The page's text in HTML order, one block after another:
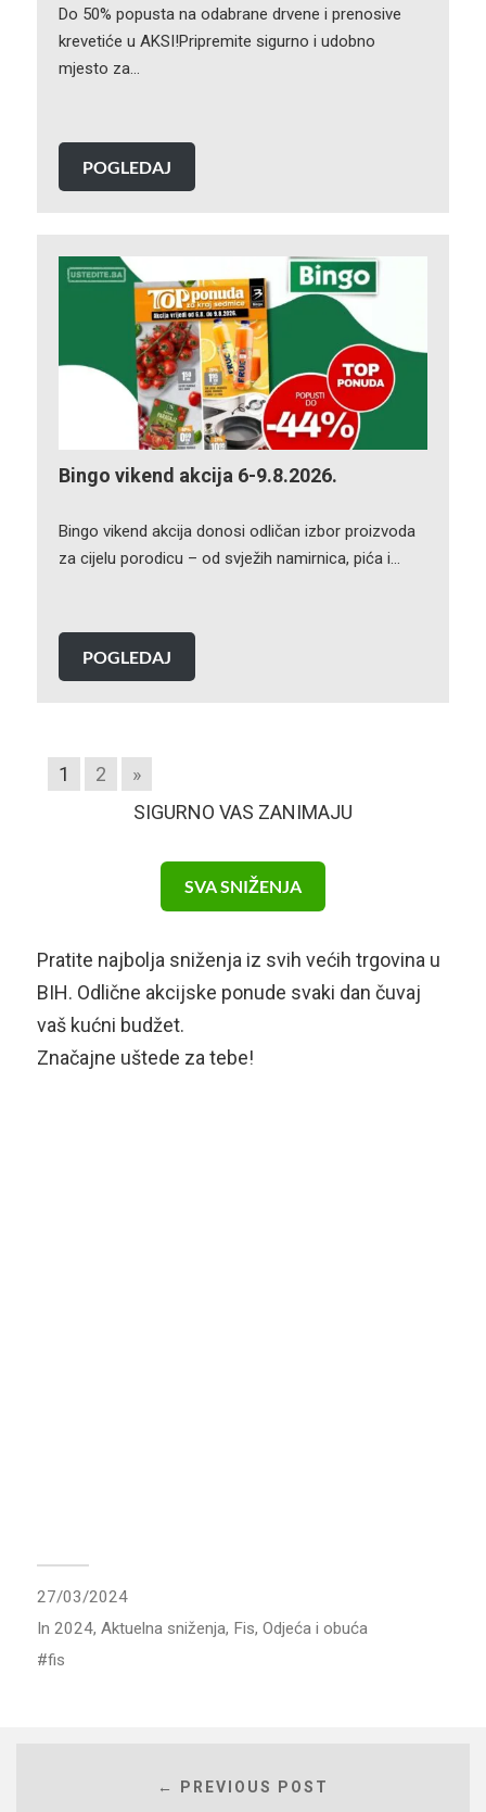
Do 50% popusta na odabrane drvene i prenosive
krevetiće u AKSI!Pripremite sigurno i udobno
mjesto za…
POGLEDAJ
Bingo vikend akcija 6-9.8.2026.
Bingo vikend akcija donosi odličan izbor proizvoda
za cijelu porodicu – od svježih namirnica, pića i…
POGLEDAJ
1 2
»
SIGURNO VAS ZANIMAJU
SVA SNIŽENJA
Pratite najbolja sniženja iz svih većih trgovina u
BIH. Odlične akcijske ponude svaki dan čuvaj
vaš kućni budžet.
Značajne uštede za tebe!
27/03/2024
In 2024, Aktuelna sniženja, Fis, Odjeća i obuća
fis
← PREVIOUS POST